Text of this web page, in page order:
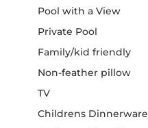
Pool with a View
Private Pool
Family/kid friendly
Non-feather pillow
TV
Childrens Dinnerware